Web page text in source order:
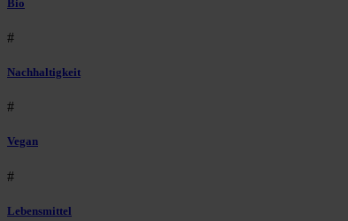
Bio
#
Nachhaltigkeit
#
Vegan
#
Lebensmittel